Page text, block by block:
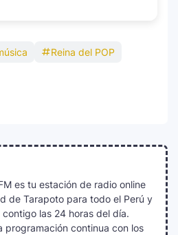
Reina del POP
es tu estación de radio online
de Tarapoto para todo el Perú y
las 24 horas del día.
programación continua con los